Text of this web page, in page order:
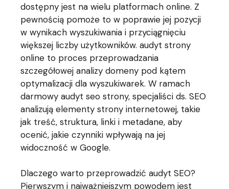
dostępny jest na wielu platformach online. Z
pewnością pomoże to w poprawie jej pozycji
w wynikach wyszukiwania i przyciągnięciu
większej liczby użytkowników. audyt strony
online to proces przeprowadzania
szczegółowej analizy domeny pod kątem
optymalizacji dla wyszukiwarek. W ramach
darmowy audyt seo strony, specjaliści ds. SEO
analizują elementy strony internetowej, takie
jak treść, struktura, linki i metadane, aby
ocenić, jakie czynniki wpływają na jej
widoczność w Google.
Dlaczego warto przeprowadzić audyt SEO?
Pierwszym i najważniejszym powodem jest